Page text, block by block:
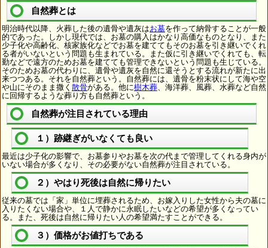
自然葬とは
明治時代以降、火葬した後の遺骨や遺灰はお墓を作って納骨することが一般
的であった。しかし現代では、お墓の購入はかなり高価なものとなり、また
少子化や高齢化、核家族化などでお墓を建ててもそのお墓を引き継いでくれ
る者がいないという問題も生まれている。また仮に引き継いでくれても、転
勤などで遠方のためお墓を建てても管理できないという問題も生じている。
そのためお墓の代わりに、遺骨や遺灰を自然に還そうとする流れが新たに出
来つつある。それを自然葬という。自然葬には、遺骨を粉末状にして海や空
や山にそのまま撒く 散骨がある。他に樹木葬、海洋葬、風葬、水葬など自然
に回帰するような葬り方も自然葬という。
自然葬が注目されている理由
１）跡継ぎがいなくても良い
最近は少子化の影響で、お墓参りやお墓を次の代まで管理してくれる身内が
いない場合が多くなり、その必要がない自然葬が注目されている。
２）やはり死後は自然に帰りたい
従来の墓では「家」単位に埋葬されるため、お嫁入りした女性から夫の墓に
入りたくない場合や、１人で静かに永眠したいなどの希望が多くなってい
る。また、死後は自然に帰りたい人の希望満たすことができる。
３）価格がお値打ちである